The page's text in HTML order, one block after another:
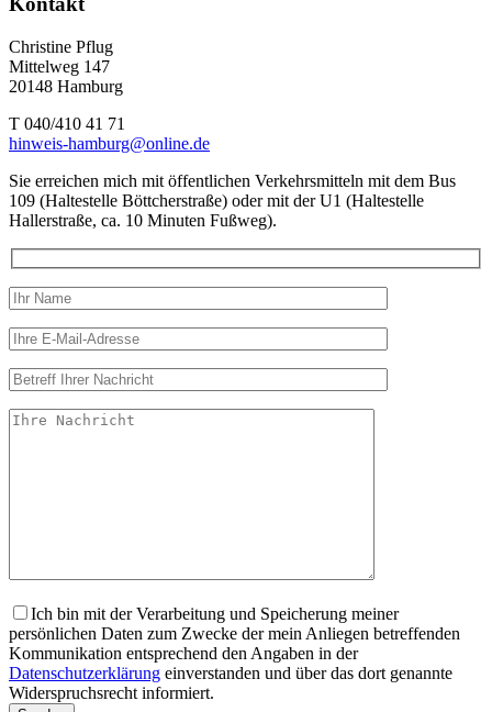
Christine Pflug
Mittelweg 147
20148 Hamburg
T 040/410 41 71
hinweis-hamburg@online.de
Sie erreichen mich mit öffentlichen Verkehrsmitteln mit dem Bus
109 (Haltestelle Böttcherstraße) oder mit der U1 (Haltestelle
Hallerstraße, ca. 10 Minuten Fußweg).
Ich bin mit der Verarbeitung und Speicherung meiner
persönlichen Daten zum Zwecke der mein Anliegen betreffenden
Kommunikation entsprechend den Angaben in der
Datenschutzerklärung einverstanden und über das dort genannte
Widerspruchsrecht informiert.